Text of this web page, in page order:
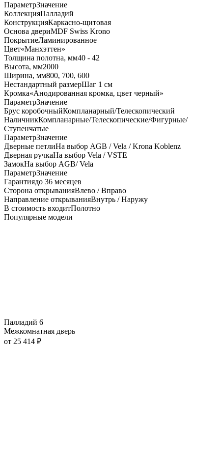
ПараметрЗначение
КоллекцияПалладий
КонструкцияКаркасно-щитовая
Основа двериMDF Swiss Krono
ПокрытиеЛаминированное
Цвет«Манхэттен»
Толщина полотна, мм40 - 42
Высота, мм2000
Ширина, мм800, 700, 600
Нестандартный размерШаг 1 см
Кромка«Анодированная кромка, цвет черный»
ПараметрЗначение
Брус коробочныйКомпланарный/Телескопический
НаличникКомпланарные/Телескопические/Фигурные/
Ступенчатые
ПараметрЗначение
Дверные петлиНа выбор AGB / Vela / Krona Koblenz
Дверная ручкаНа выбор Vela / VSTE
ЗамокНа выбор AGB/ Vela
ПараметрЗначение
Гарантиядо 36 месяцев
Сторона открыванияВлево / Вправо
Направление открыванияВнутрь / Наружу
В стоимость входитПолотно
Популярные модели
Палладий 6
Межкомнатная дверь
от 25 414 ₽